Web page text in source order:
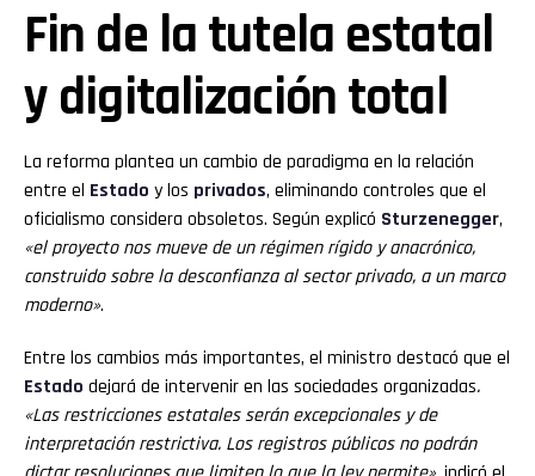
Fin de la tutela estatal
y digitalización total
La reforma plantea un cambio de paradigma en la relación
entre el Estado y los privados, eliminando controles que el
oficialismo considera obsoletos. Según explicó Sturzenegger,
«el proyecto nos mueve de un régimen rígido y anacrónico,
construido sobre la desconfianza al sector privado, a un marco
moderno».
Entre los cambios más importantes, el ministro destacó que el
Estado dejará de intervenir en las sociedades organizadas.
«Las restricciones estatales serán excepcionales y de
interpretación restrictiva. Los registros públicos no podrán